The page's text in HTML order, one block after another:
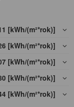
[kWh/(m²*rok)]
[kWh/(m²*rok)]
[kWh/(m²*rok)]
[kWh/(m²*rok)]
[kWh/(m²*rok)]